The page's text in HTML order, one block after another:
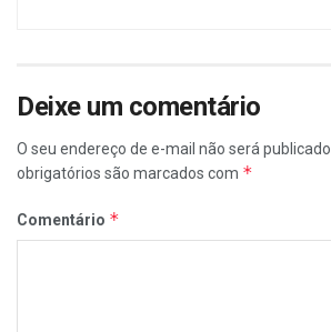
Deixe um comentário
O seu endereço de e-mail não será publicado.
obrigatórios são marcados com *
Comentário *